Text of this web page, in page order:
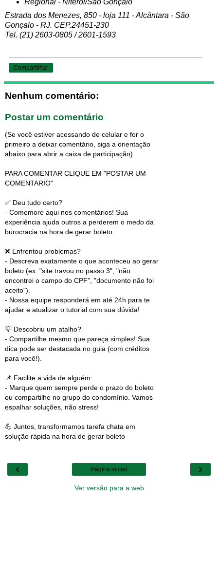
Estrada dos Menezes, 850 - loja 111 - Alcântara - São
Gonçalo - RJ. CEP.24451-230
Tel. (21) 2603-0805 / 2601-1593
Compartilhar
Nenhum comentário:
Postar um comentário
(Se você estiver acessando de celular e for o
primeiro a deixar comentário, siga a orientação
abaixo para abrir a caixa de participação)
PARA COMENTAR CLIQUE EM "POSTAR UM
COMENTARIO"
✅ Deu tudo certo?
- Comemore aqui nos comentários! Sua
experiência ajuda outros a perderem o medo da
burocracia na hora de gerar boleto.
❌ Enfrentou problemas?
- Descreva exatamente o que aconteceu ao gerar
boleto (ex: "site travou no passo 3", "não
encontrei o campo do CPF", "documento não foi
aceito").
- Nossa equipe responderá em até 24h para te
ajudar e atualizar o tutorial com sua dúvida!
💡 Descobriu um atalho?
- Compartilhe mesmo que pareça simples! Sua
dica pode ser destacada no guia (com créditos
para você!).
📌 Facilite a vida de alguém:
- Marque quem sempre perde o prazo do boleto
ou compartilhe no grupo do condomínio. Vamos
espalhar soluções, não stress!
💪 Juntos, transformamos tarefa chata em
solução rápida na hora de gerar boleto
‹ ›
Página inicial
Ver versão para a web